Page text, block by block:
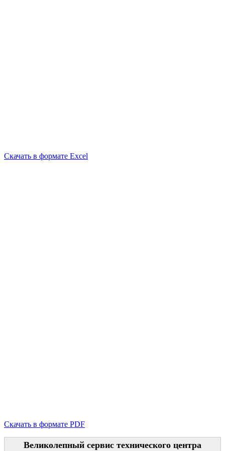
Скачать в формате Excel
Скачать в формате PDF
Великолепный сервис технического центра